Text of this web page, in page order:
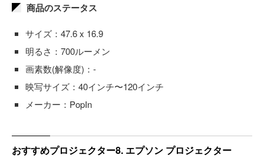
商品のステータス
サイズ：47.6 x 16.9
明るさ：700ルーメン
画素数(解像度)：-
映写サイズ：40インチ〜120インチ
メーカー：PopIn
おすすめプロジェクター8. エプソン プロジェクター